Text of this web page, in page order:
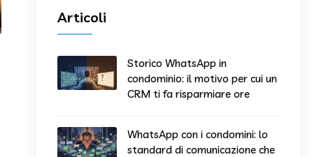
Articoli
Storico WhatsApp in
condominio: il motivo per cui un
CRM ti fa risparmiare ore
WhatsApp con i condomini: lo
standard di comunicazione che